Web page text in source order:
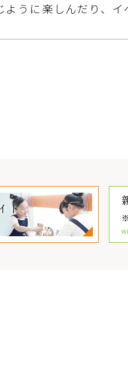
ように楽しんだり、
ト